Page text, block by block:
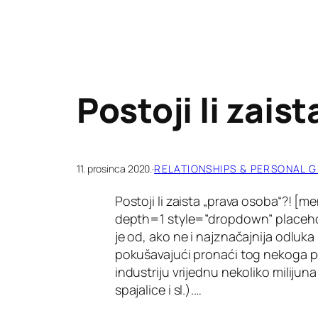
Postoji li
11. prosinca 2020.·RELATIONSHIPS & PERSONAL
Postoji li zaista „prava osoba“?!
depth=1 style=”dropdown”
je od, ako ne i najznačajnija
pokušavajući pronaći tog nekoga
industriju vrijednu nekoliko
spajalice i sl.).…